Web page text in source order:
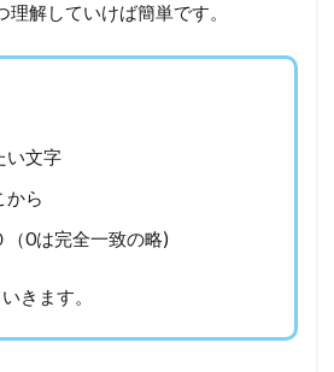
解していけば簡単です。
い文字
から
（0は完全一致の略)
きます。